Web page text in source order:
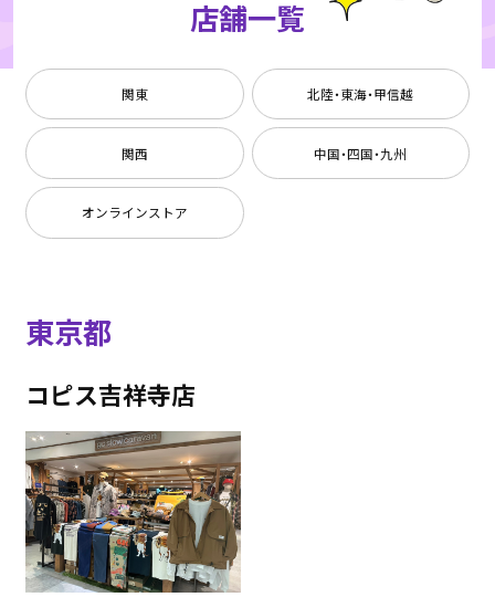
店舗一覧
関東 北陸・東海・甲信越
関西 中国・四国・九州
オンラインストア
東京都
コピス吉祥寺店